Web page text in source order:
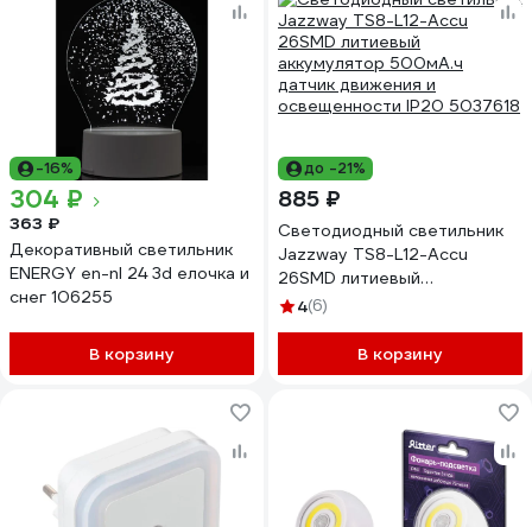
-16%
304 ₽
363 ₽
Декоративный светильник
ENERGY en-nl 24 3d елочка и
снег 106255
В корзину
до -21%
885 ₽
Светодиодный светильник
Jazzway TS8-L12-Accu
26SMD литиевый
аккумулятор 500мА.ч
освещенности IP20 5037618
4(6)
В корзину